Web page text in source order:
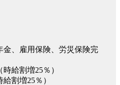
金、雇用保険、労災保険完
給割増25％）
割増25％）